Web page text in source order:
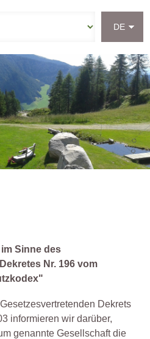
Sinne des
Nr. 196 vom
Dekrets
informieren wir darüber,
genannte Gesellschaft die
DE